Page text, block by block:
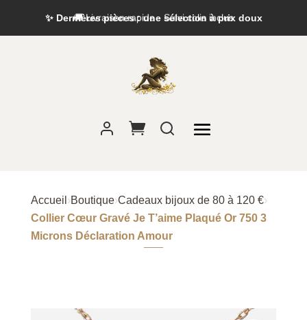
✨ Dernières pièces : une sélection à prix doux
Accueil ›Boutique›Cadeaux bijoux de 80 à 120 €›
Collier Cœur Gravé Je T’aime Plaqué Or 750 3
Microns Déclaration Amour